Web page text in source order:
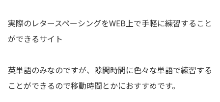
実際のレタースペーシングをWEB上で手軽に練習すること
ができるサイト
英単語のみなのですが、隙間時間に色々な単語で練習する
ことができるので移動時間とかにおすすめです。